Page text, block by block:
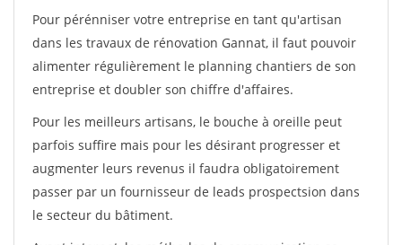
Pour pérénniser votre entreprise en tant qu'artisan
dans les travaux de rénovation Gannat, il faut pouvoir
alimenter régulièrement le planning chantiers de son
entreprise et doubler son chiffre d'affaires.
Pour les meilleurs artisans, le bouche à oreille peut
parfois suffire mais pour les désirant progresser et
augmenter leurs revenus il faudra obligatoirement
passer par un fournisseur de leads prospectsion dans
le secteur du bâtiment.